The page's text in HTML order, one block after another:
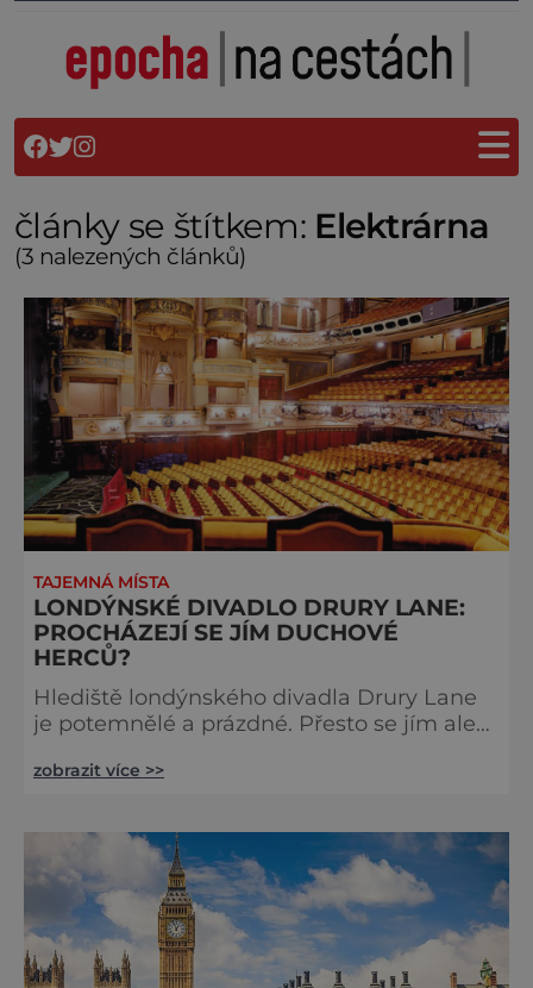
články se štítkem: Elektrárna
(3 nalezených článků)
TAJEMNÁ MÍSTA
LONDÝNSKÉ DIVADLO DRURY LANE:
PROCHÁZEJÍ SE JÍM DUCHOVÉ
HERCŮ?
Hlediště londýnského divadla Drury Lane
je potemnělé a prázdné. Přesto se jím ale
jakési mumlání, z nedaleké chodby čísi
totiž údajně straší. Stavbu londýnského
divadla Drury Lane dotoval bohatý herec a
divadelník ze 17. století jménem Thomas
zobrazit více >>